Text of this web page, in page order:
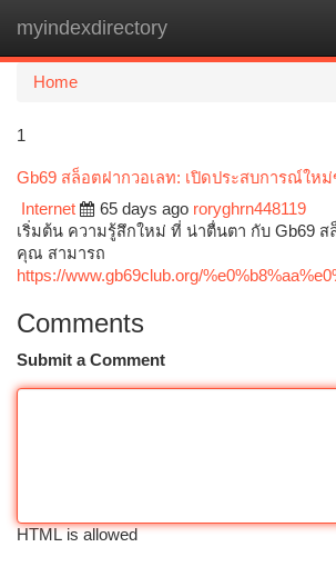
myindexdirectory
Home
1
Gb69 สล็อตฝากวอเลท: เปิดประสบการณ์ให
Internet
65 days ago roryghrn448119
เริ่มต้น ความรู้สึกใหม่ ที่ น่าตื่นตา กับ Gb69 ส
คุณ สามารถ
https://www.gb69club.org/
Comments
Submit a Comment
HTML is allowed